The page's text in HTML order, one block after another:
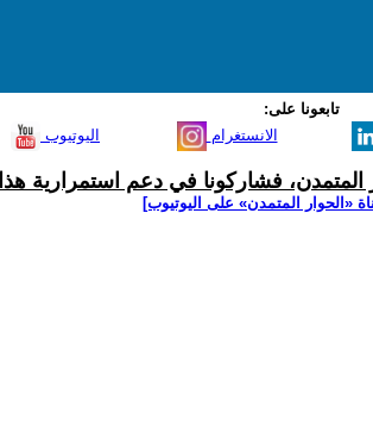
تابعونا على:
اليوتيوب الانستغرام
المتمدن، فشاركونا في دعم استمرارية
‫«الحوار المتمدن» على اليوتيوب]